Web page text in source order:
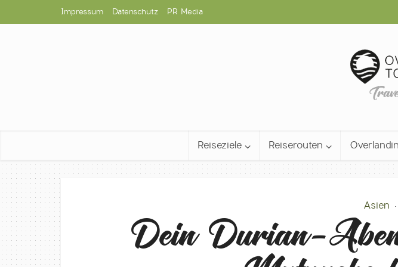
Impressum Datenschutz PR Media
Reiseziele Reiserouten
Asien •
Dein Durian-